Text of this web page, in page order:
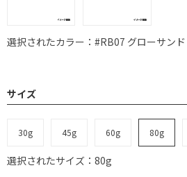
選択されたカラー：#RB07 グローサンド
サイズ
30g 45g 60g 80g
選択されたサイズ：80g